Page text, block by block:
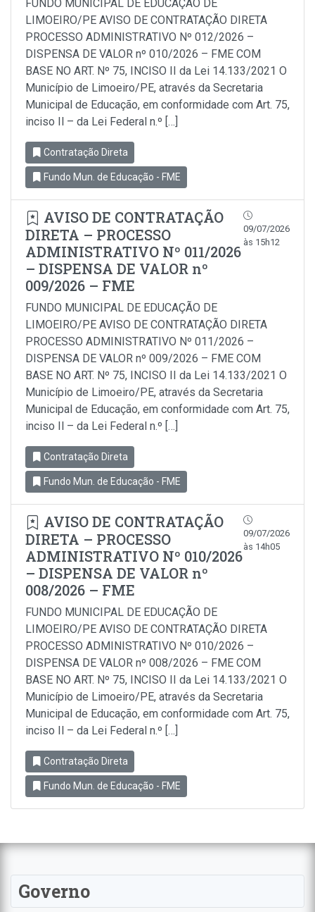
FUNDO MUNICIPAL DE EDUCAÇÃO DE
LIMOEIRO/PE AVISO DE CONTRATAÇÃO DIRETA
PROCESSO ADMINISTRATIVO Nº 012/2026 –
DISPENSA DE VALOR nº 010/2026 – FME COM
BASE NO ART. Nº 75, INCISO II da Lei 14.133/2021 O
Município de Limoeiro/PE, através da Secretaria
Municipal de Educação, em conformidade com Art. 75,
inciso Il – da Lei Federal n.º […]
Contratação Direta
Fundo Mun. de Educação - FME
AVISO DE CONTRATAÇÃO
DIRETA – PROCESSO
ADMINISTRATIVO Nº 011/2026
– DISPENSA DE VALOR nº
009/2026 – FME
09/07/2026
às 15h12
FUNDO MUNICIPAL DE EDUCAÇÃO DE
LIMOEIRO/PE AVISO DE CONTRATAÇÃO DIRETA
PROCESSO ADMINISTRATIVO Nº 011/2026 –
DISPENSA DE VALOR nº 009/2026 – FME COM
BASE NO ART. Nº 75, INCISO II da Lei 14.133/2021 O
Município de Limoeiro/PE, através da Secretaria
Municipal de Educação, em conformidade com Art. 75,
inciso Il – da Lei Federal n.º […]
Contratação Direta
Fundo Mun. de Educação - FME
AVISO DE CONTRATAÇÃO
DIRETA – PROCESSO
ADMINISTRATIVO Nº 010/2026
– DISPENSA DE VALOR nº
008/2026 – FME
09/07/2026
às 14h05
FUNDO MUNICIPAL DE EDUCAÇÃO DE
LIMOEIRO/PE AVISO DE CONTRATAÇÃO DIRETA
PROCESSO ADMINISTRATIVO Nº 010/2026 –
DISPENSA DE VALOR nº 008/2026 – FME COM
BASE NO ART. Nº 75, INCISO II da Lei 14.133/2021 O
Município de Limoeiro/PE, através da Secretaria
Municipal de Educação, em conformidade com Art. 75,
inciso Il – da Lei Federal n.º […]
Contratação Direta
Fundo Mun. de Educação - FME
Governo